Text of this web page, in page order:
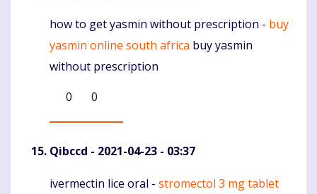
Komentaras
how to get yasmin without prescription - buy
yasmin online south africa buy yasmin
without prescription
0
0
Qibccd - 2021-04-23 - 03:37
Komentaras
ivermectin lice oral - stromectol 3 mg tablet